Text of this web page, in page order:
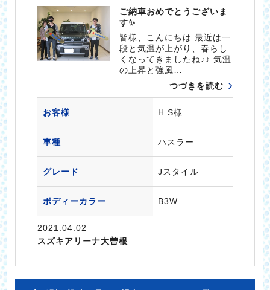
ご納車おめでとうございま
す✨
皆様、こんにちは 最近は一
段と気温が上がり、春らし
くなってきましたね♪♪ 気温
の上昇と強風…
つづきを読む
お客様 H.S様
車種 ハスラー
グレード Jスタイル
ボディーカラー B3W
2021.04.02
スズキアリーナ大曽根